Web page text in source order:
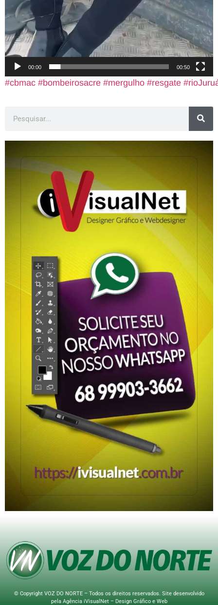
00:00 00:50
#cbmac #bombeirosacre #mergulho #resgate
© Copyright VOZ DO NORTE – Todos os direitos reservados. Site desenvolvido
pela Agência iVisualNet – Design Gráfico e Web